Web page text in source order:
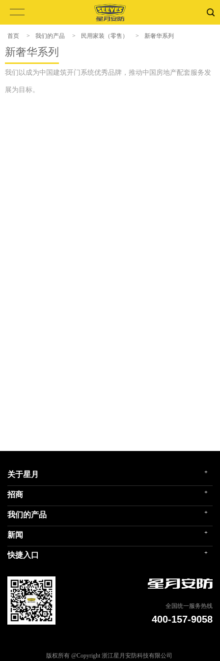
首页 > 我们的产品 > 民用家装（零售） > 新奢华系列
新奢华系列
我们以成为中国建筑开门系统优秀品牌，推动中国房地产配套服务发
展为目标。
关于星月 +
企业简介
企业文化
荣誉殿堂
社会责任
招商 +
门店展示
在线留言
我们的产品 +
民用家装（零售）
商用门
新闻 +
公司新闻
专题信息
快捷入口 +
联系我们
天猫商城
全国统一服务热线
400-157-9058
版权所有 @Copyright 浙江星月安防科技有限公司